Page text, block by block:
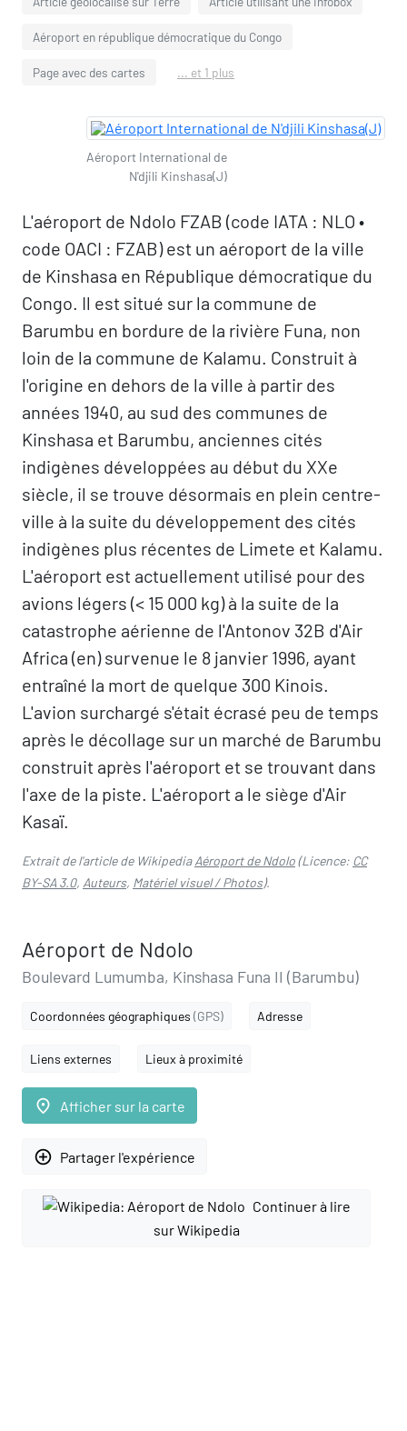
Aéroport en république démocratique du Congo
Page avec des cartes ... et 1 plus
Aéroport International de
N'djili Kinshasa(J)
L'aéroport de Ndolo FZAB (code IATA : NLO •
code OACI : FZAB) est un aéroport de la ville
de Kinshasa en République démocratique du
Congo. Il est situé sur la commune de
Barumbu en bordure de la rivière Funa, non
loin de la commune de Kalamu. Construit à
l'origine en dehors de la ville à partir des
années 1940, au sud des communes de
Kinshasa et Barumbu, anciennes cités
indigènes développées au début du XXe
siècle, il se trouve désormais en plein centre-
ville à la suite du développement des cités
indigènes plus récentes de Limete et Kalamu.
L'aéroport est actuellement utilisé pour des
avions légers (< 15 000 kg) à la suite de la
catastrophe aérienne de l'Antonov 32B d'Air
Africa (en) survenue le 8 janvier 1996, ayant
entraîné la mort de quelque 300 Kinois.
L'avion surchargé s'était écrasé peu de temps
après le décollage sur un marché de Barumbu
construit après l'aéroport et se trouvant dans
l'axe de la piste. L'aéroport a le siège d'Air
Kasaï.
Extrait de l'article de WikipediaAéroport de Ndolo(Licence: CC
BY-SA 3.0, Auteurs, Matériel visuel / Photos).
Aéroport de Ndolo
Boulevard Lumumba, Kinshasa Funa II (Barumbu)
Coordonnées géographiques (GPS) Adresse
Liens externes Lieux à proximité
place Afficher sur la carte
add_circle_outline Partager l'expérience
Continuer à lire
sur Wikipedia